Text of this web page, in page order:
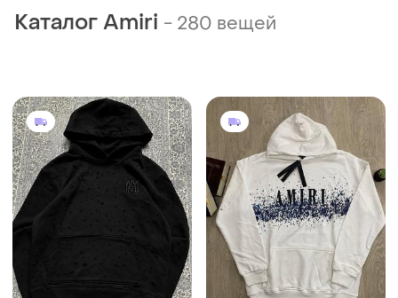
Каталог Amiri - 280 вещей